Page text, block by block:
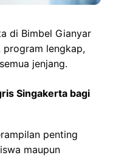
di Bimbel Gianyar
program lengkap,
jenjang.
Singakerta bagi
penting
maupun